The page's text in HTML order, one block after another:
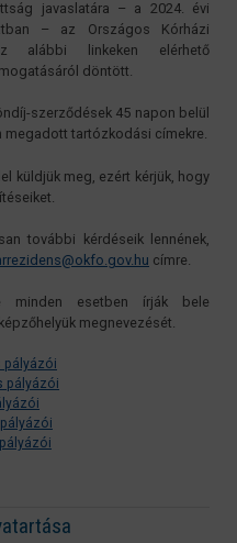
javaslatára – a 2024. évi
– az Országos Kórházi
alábbi linkeken elérhető
döntött.
szerződések 45 napon belül
megadott tartózkodási címekre.
küldjük meg, ezért kérjük, hogy
további kérdéseik lennének,
címre.
minden esetben írják bele
megnevezését.
pályázói
pályázói